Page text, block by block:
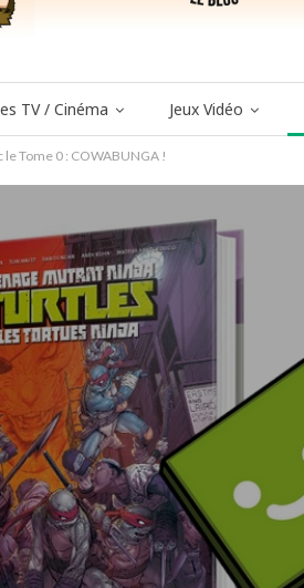
TV / Cinéma Jeux Vidéo
Tome 0 : COWABUNGA !